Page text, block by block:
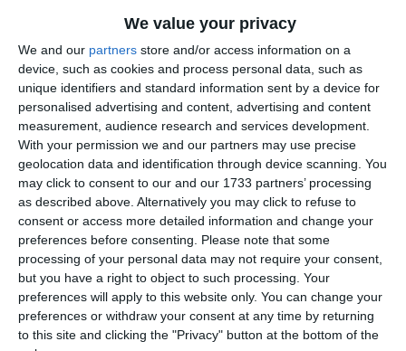
We value your privacy
We and our partners store and/or access information on a
device, such as cookies and process personal data, such as
unique identifiers and standard information sent by a device for
personalised advertising and content, advertising and content
measurement, audience research and services development.
With your permission we and our partners may use precise
geolocation data and identification through device scanning. You
may click to consent to our and our 1733 partners’ processing
as described above. Alternatively you may click to refuse to
consent or access more detailed information and change your
preferences before consenting.
Please note that some
processing of your personal data may not require your consent,
but you have a right to object to such processing. Your
preferences will apply to this website only. You can change your
preferences or withdraw your consent at any time by returning
to this site and clicking the "Privacy" button at the bottom of the
Munteanu Alexandra U13 – loc 3 200m
Daria U12 – loc 1 lungime, loc 2 600m
Andreea U14 – loc 2 lungime
Antrenor: Evelina Lisenco.
Sursa foto galerie: CS Farul Constanța
Citește și: